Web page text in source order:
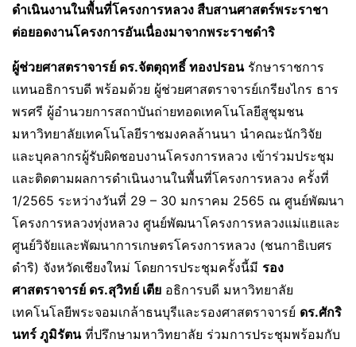
ดำเนินงานในพื้นที่โครงการหลวง สืบสานศาสตร์พระราชา
ต่อยอดงานโครงการอันเนื่องมาจากพระราชดำริ
ผู้ช่วยศาสตราจารย์ ดร.จัตตุฤทธิ์ ทองปรอนรักษาราชการ
แทนอธิการบดี พร้อมด้วย ผู้ช่วยศาสตราจารย์เกรียงไกร ธาร
พรศรี ผู้อำนวยการสถาบันถ่ายทอดเทคโนโลยีสูชุมชน
มหาวิทยาลัยเทคโนโลยีราชมงคลล้านนา นำคณะนักวิจัย
และบุคลากรผู้รับผิดชอบงานโครงการหลวง เข้าร่วมประชุม
และติดตามผลการดำเนินงานในพื้นที่โครงการหลวง ครั้งที่
1/2565 ระหว่างวันที่ 29 – 30 มกราคม 2565 ณ ศูนย์พัฒนา
โครงการหลวงทุ่งหลวง ศูนย์พัฒนาโครงการหลวงแม่แฮและ
ศูนย์วิจัยและพัฒนาการเกษตรโครงการหลวง (ชนกาธิเบศร
ดำริ) จังหวัดเชียงใหม่ โดยการประชุมครั้งนี้มี รอง
ศาสตราจารย์ ดร.สุวิทย์ เตีย อธิการบดี มหาวิทยาลัย
เทคโนโลยีพระจอมเกล้าธนบุรีและรองศาสตราจารย์ ดร.ศักริ
นทร์ ภูมิรัตนที่ปรึกษามหาวิทยาลัย ร่วมการประชุมพร้อมกับ